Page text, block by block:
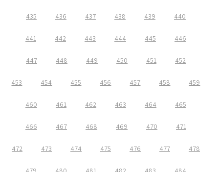
435 436 437 438 439 440
441 442 443 444 445 446
447 448 449 450 451 452
453 454 455 456 457 458 459
460 461 462 463 464 465
466 467 468 469 470 471
472 473 474 475 476 477 478